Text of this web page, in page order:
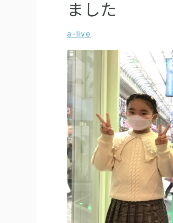
ました
a-live